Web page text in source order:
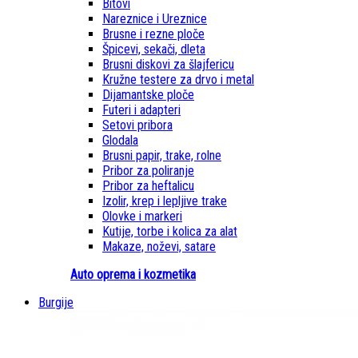
Bitovi
Nareznice i Ureznice
Brusne i rezne ploče
Špicevi, sekači, dleta
Brusni diskovi za šlajfericu
Kružne testere za drvo i metal
Dijamantske ploče
Futeri i adapteri
Setovi pribora
Glodala
Brusni papir, trake, rolne
Pribor za poliranje
Pribor za heftalicu
Izolir, krep i lepljive trake
Olovke i markeri
Kutije, torbe i kolica za alat
Makaze, noževi, satare
Auto oprema i kozmetika
Burgije